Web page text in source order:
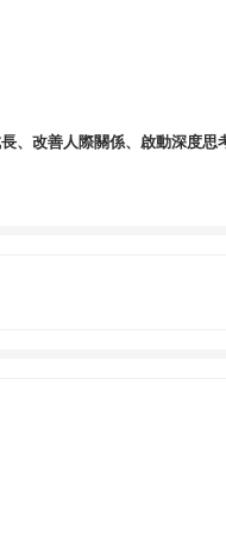
、改善人際關係、啟動深度思